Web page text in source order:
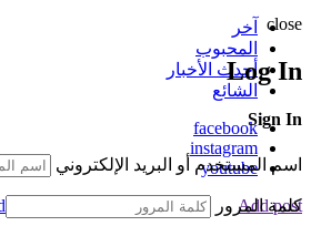
آخر
المحبوب
أحدث الأخبار
الشائع
facebook
instagram
youtube
Add post
close
Log In
Sign In
اسم المستخدم أو البريد الإلكتروني
كلمة المرور